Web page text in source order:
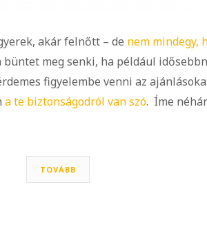
akár felnőtt – de nem mindegy,
meg senki, ha például
figyelembe venni az
a te biztonságodról van szó. Íme
TOVÁBB